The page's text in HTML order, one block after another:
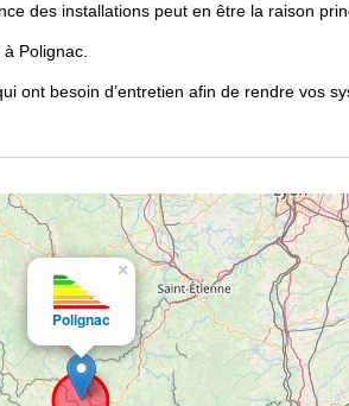
des installations peut en être la raison
Polignac.
ont besoin d’entretien afin de rendre vos
Polignac
×